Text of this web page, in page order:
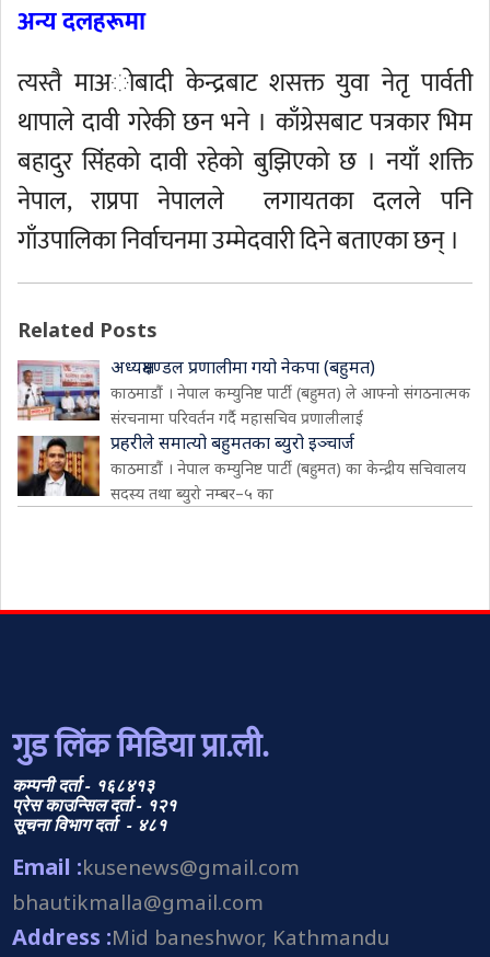
अन्य दलहरूमा
त्यस्तै माअाेबादी केन्द्रबाट शसक्त युवा नेतृ पार्वती
थापाले दावी गरेकी छन भने । काँग्रेसबाट पत्रकार भिम
बहादुर सिंहकाे दावी रहेकाे बुझिएकाे छ । नयाँ शक्ति
नेपाल, राप्रपा नेपालले लगायतका दलले पनि
गाँउपालिका निर्वाचनमा उम्मेदवारी दिने बताएका छन् ।
Related Posts
अध्यक्षमण्डल प्रणालीमा गयो नेकपा (बहुमत)
काठमाडौं । नेपाल कम्युनिष्ट पार्टी (बहुमत) ले आफ्नो संगठनात्मक
संरचनामा परिवर्तन गर्दै महासचिव प्रणालीलाई
प्रहरीले समात्यो बहुमतका ब्युरो इञ्चार्ज
काठमाडौं । नेपाल कम्युनिष्ट पार्टी (बहुमत) का केन्द्रीय सचिवालय
सदस्य तथा ब्युरो नम्बर–५ का
गुड लिंक मिडिया प्रा.ली.
कम्पनी दर्ता - १६८४१३
प्रेस काउन्सिल दर्ता - १२१
सूचना विभाग दर्ता - ४८१
Email :kusenews@gmail.com
bhautikmalla@gmail.com
Address :Mid baneshwor, Kathmandu